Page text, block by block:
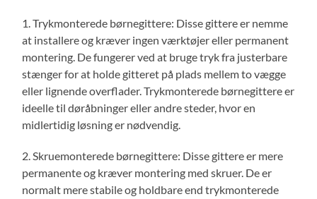
1. Trykmonterede børnegittere: Disse gittere er nemme
at installere og kræver ingen værktøjer eller permanent
montering. De fungerer ved at bruge tryk fra justerbare
stænger for at holde gitteret på plads mellem to vægge
eller lignende overflader. Trykmonterede børnegittere er
ideelle til døråbninger eller andre steder, hvor en
midlertidig løsning er nødvendig.
2. Skruemonterede børnegittere: Disse gittere er mere
permanente og kræver montering med skruer. De er
normalt mere stabile og holdbare end trykmonterede